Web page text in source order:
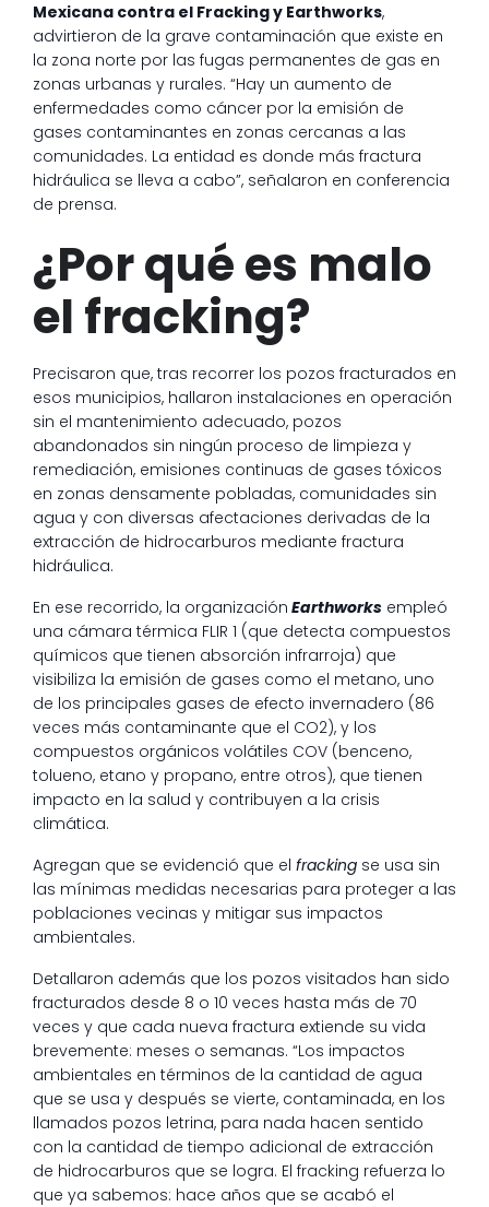
Mexicana contra el Fracking y Earthworks,
advirtieron de la grave contaminación que existe en
la zona norte por las fugas permanentes de gas en
zonas urbanas y rurales. “Hay un aumento de
enfermedades como cáncer por la emisión de
gases contaminantes en zonas cercanas a las
comunidades. La entidad es donde más fractura
hidráulica se lleva a cabo”, señalaron en conferencia
de prensa.
¿Por qué es malo
el fracking?
Precisaron que, tras recorrer los pozos fracturados en
esos municipios, hallaron instalaciones en operación
sin el mantenimiento adecuado, pozos
abandonados sin ningún proceso de limpieza y
remediación, emisiones continuas de gases tóxicos
en zonas densamente pobladas, comunidades sin
agua y con diversas afectaciones derivadas de la
extracción de hidrocarburos mediante fractura
hidráulica.
En ese recorrido, la organización Earthworks empleó
una cámara térmica FLIR 1 (que detecta compuestos
químicos que tienen absorción infrarroja) que
visibiliza la emisión de gases como el metano, uno
de los principales gases de efecto invernadero (86
veces más contaminante que el CO2), y los
compuestos orgánicos volátiles COV (benceno,
tolueno, etano y propano, entre otros), que tienen
impacto en la salud y contribuyen a la crisis
climática.
Agregan que se evidenció que el fracking se usa sin
las mínimas medidas necesarias para proteger a las
poblaciones vecinas y mitigar sus impactos
ambientales.
Detallaron además que los pozos visitados han sido
fracturados desde 8 o 10 veces hasta más de 70
veces y que cada nueva fractura extiende su vida
brevemente: meses o semanas. “Los impactos
ambientales en términos de la cantidad de agua
que se usa y después se vierte, contaminada, en los
llamados pozos letrina, para nada hacen sentido
con la cantidad de tiempo adicional de extracción
de hidrocarburos que se logra. El fracking refuerza lo
que ya sabemos: hace años que se acabó el